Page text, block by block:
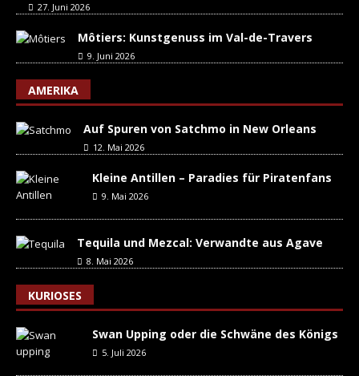
27. Juni 2026
Môtiers: Kunstgenuss im Val-de-Travers
9. Juni 2026
AMERIKA
Auf Spuren von Satchmo in New Orleans
12. Mai 2026
Kleine Antillen – Paradies für Piratenfans
9. Mai 2026
Tequila und Mezcal: Verwandte aus Agave
8. Mai 2026
KURIOSES
Swan Upping oder die Schwäne des Königs
5. Juli 2026